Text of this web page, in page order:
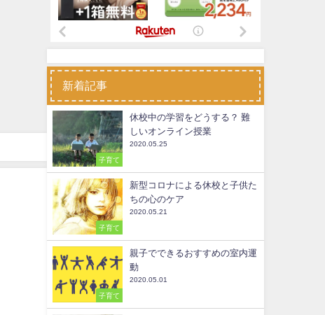
新着記事
子育て
休校中の学習をどうする？ 難
しいオンライン授業
2020.05.25
子育て
新型コロナによる休校と子供た
ちの心のケア
2020.05.21
子育て
親子でできるおすすめの室内運
動
2020.05.01